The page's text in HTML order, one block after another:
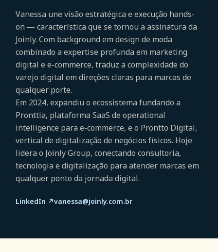
Vanessa une visão estratégica e execução hands-
on — característica que se tornou a assinatura da
Joinly. Com background em design de moda
combinado a expertise profunda em marketing
digital e e-commerce, traduz a complexidade do
varejo digital em direções claras para marcas de
qualquer porte.
Em 2024, expandiu o ecossistema fundando a
Pronttia, plataforma SaaS de operational
intelligence para e-commerce, e o Prontto Digital,
vertical de digitalização de negócios físicos. Hoje
lidera o Joinly Group, conectando consultoria,
tecnologia e digitalização para atender marcas em
qualquer ponto da jornada digital.
LinkedIn ↗vanessa@joinly.com.br